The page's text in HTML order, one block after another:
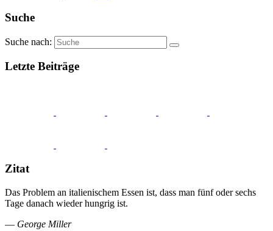
Suche
Suche nach:
Letzte Beiträge
Zitat
Das Problem an italienischem Essen ist, dass man fünf oder sechs
Tage danach wieder hungrig ist.
— George Miller